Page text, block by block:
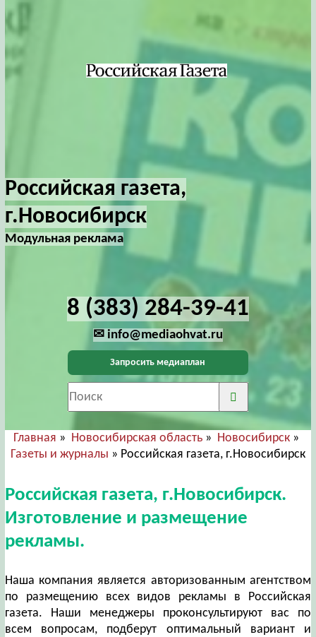
Российская газета,
г.Новосибирск
Модульная реклама
8 (383) 284-39-41
✉ info@mediaohvat.ru
Запросить медиаплан
Главная » Новосибирская область » Новосибирск »
Газеты и журналы » Российская газета, г.Новосибирск
Российская газета, г.Новосибирск.
Изготовление и размещение
рекламы.
Наша компания является авторизованным агентством
по размещению всех видов рекламы в Российская
газета. Наши менеджеры проконсультируют вас по
всем вопросам, подберут оптимальный вариант и